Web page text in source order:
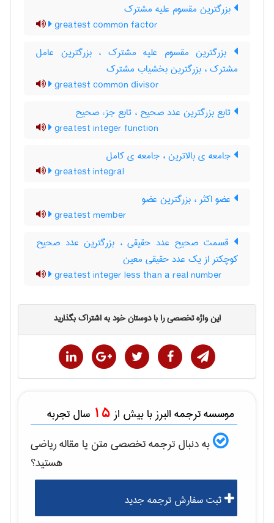
بزرگترین مقسوم علیه مشترک
greatest common factor
بزرگترین مقسوم علیه مشترک ، بزرگترین عامل
مشترک ، بزرگترین بخشیاب مشترک
greatest common divisor
تابع بزرگترین عدد صحیح ، تابع جزء صحیح
greatest integer function
جامعه ی بالاترین ، جامعه ی کامل
greatest integral
عضو اکثر ، بزرگترین عضو
greatest member
قسمت صحیح عدد حقیقی ، بزرگترین عدد صحیح
کوچکتر از یک عدد حقیقی معین
greatest integer less than a real number
این واژه تخصصی را با دوستان خود به اشتراک بگذارید
موسسه ترجمه البرز با بیش از 15 سال تجربه
به دنبال ترجمه تخصصی متن یا مقالهرياضی
هستید؟
ثبت سفارش ترجمه جدید